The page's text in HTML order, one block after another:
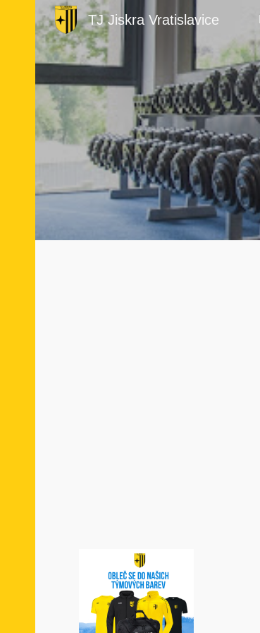
TJ Jiskra Vratislavice